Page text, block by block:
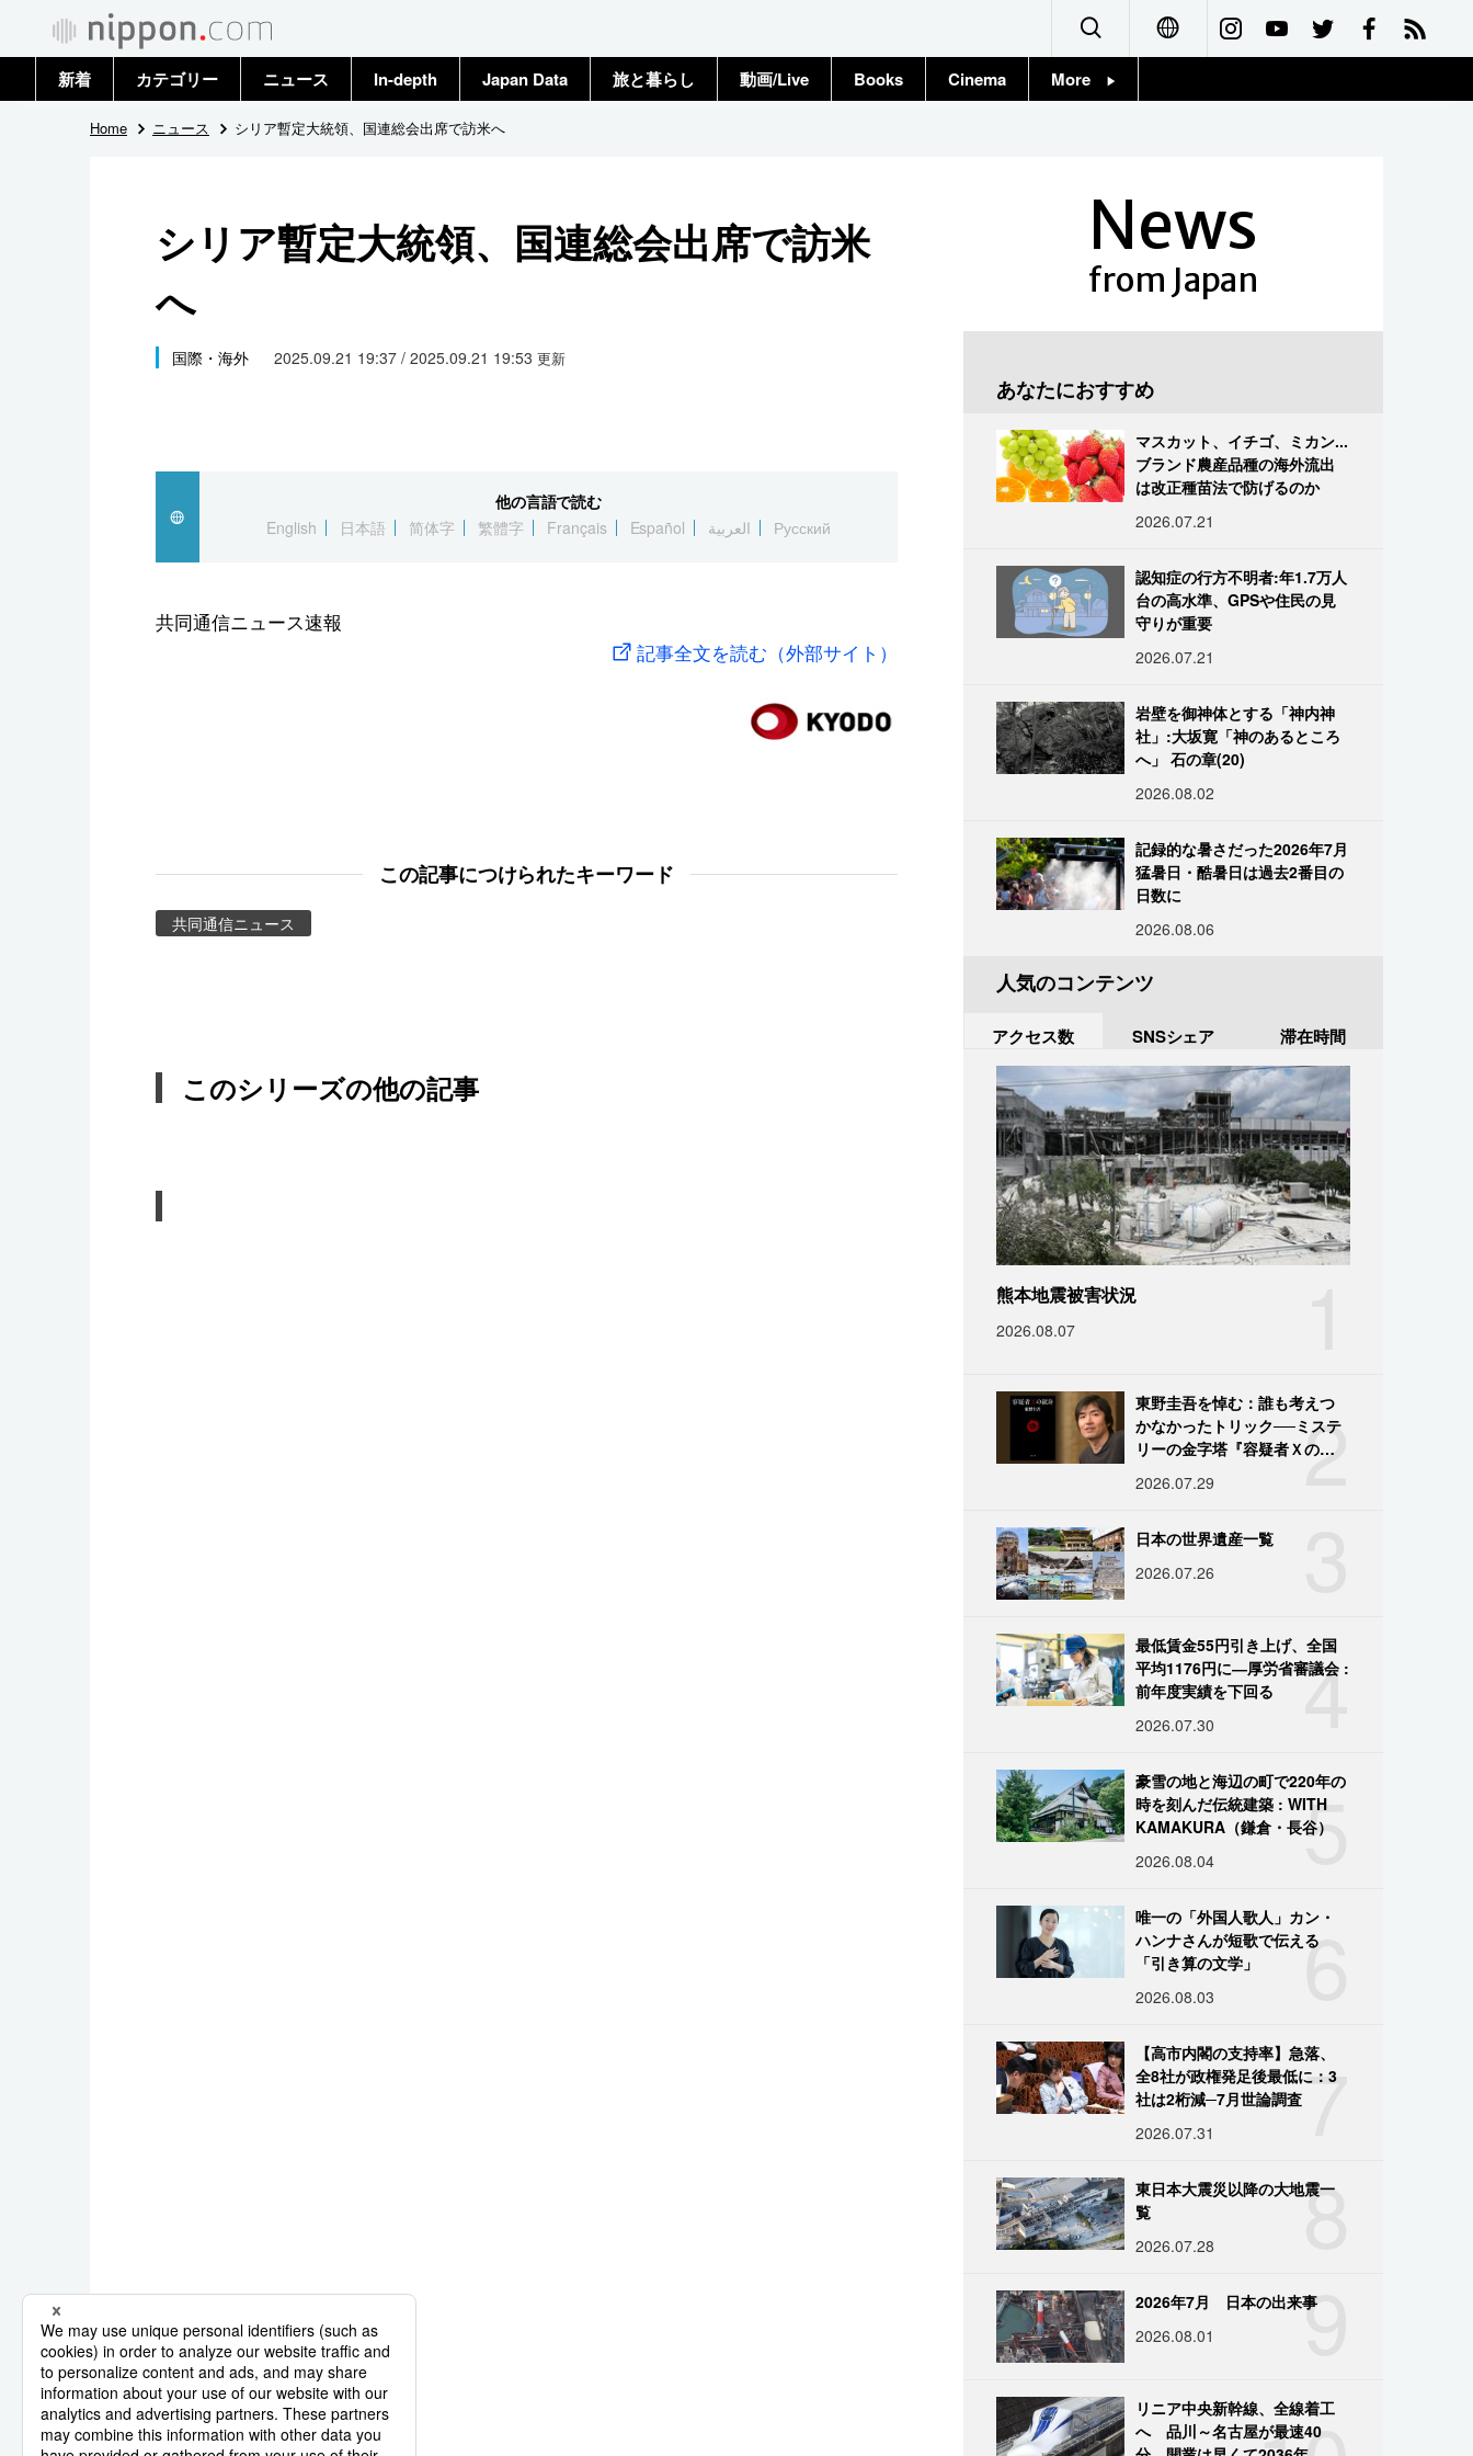
Français
新着 カテゴリー
政治・外交
国際
社会
文化
スポーツ・東京2020
ニュース
トップ
In-depth Japan Data 旅と暮らし 動画/Live Books Cinema More
Home ニュース シリア暫定大統領、国連総会出席で訪米へ
シリア暫定大統領、国連総会出席で訪米
へ
国際・海外 2025.09.21 19:37 / 2025.09.21 19:53 更新
他の言語で読む
English
日本語 简体字 繁體字 Français Español العربية Русский
共同通信ニュース速報
記事全文を読む（外部サイト）
この記事につけられたキーワード
共同通信ニュース
このシリーズの他の記事
News
from Japan
あなたにおすすめ
マスカット、イチゴ、ミカン...
ブランド農産品種の海外流出
は改正種苗法で防げるのか
2026.07.21
認知症の行方不明者:年1.7万人
台の高水準、GPSや住民の見
守りが重要
2026.07.21
岩壁を御神体とする「神内神
社」:大坂寛「神のあるところ
へ」 石の章(20)
2026.08.02
記録的な暑さだった2026年7月
猛暑日・酷暑日は過去2番目の
日数に
2026.08.06
人気のコンテンツ
アクセス数 SNSシェア 滞在時間
熊本地震被害状況
2026.08.07
2
東野圭吾を悼む：誰も考えつ
かなかったトリック──ミステ
リーの金字塔『容疑者Ｘの献
2026.07.29
日本の世界遺産一覧
2026.07.26
4
最低賃金55円引き上げ、全国
平均1176円に―厚労省審議会 :
前年度実績を下回る
2026.07.30
5
豪雪の地と海辺の町で220年の
時を刻んだ伝統建築 : WITH
KAMAKURA（鎌倉・長谷）
2026.08.04
6
唯一の「外国人歌人」カン・
ハンナさんが短歌で伝える
「引き算の文学」
2026.08.03
7
【高市内閣の支持率】急落、
全8社が政権発足後最低に：3
社は2桁減─7月世論調査
2026.07.31
8
東日本大震災以降の大地震一
覧
2026.07.28
9
2026年7月 日本の出来事
2026.08.01
リニア中央新幹線、全線着工
へ 品川～名古屋が最速40